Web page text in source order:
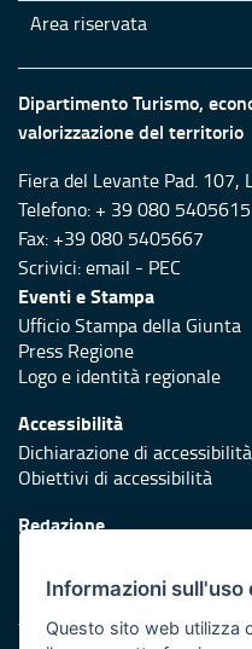
Area riservata
Dipartimento Turismo,
valorizzazione del territorio
Fiera del Levante Pad.
Telefono: + 39 080 5405615
Fax: +39 080 5405667
Scrivici:email - PEC
Eventi e Stampa
Ufficio Stampa della Giunta
Press Regione
Logo e identità regionale
Accessibilità
Dichiarazione di accessibilità
Obiettivi di accessibilità
Redazione
Protezione civile
Vai al sito di Protezione
Informazioni sull'uso
Questo sito web utilizza